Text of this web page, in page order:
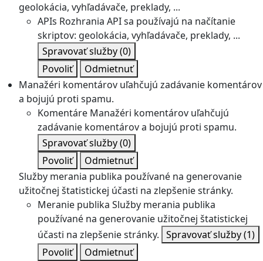
geolokácia, vyhľadávače, preklady, ...
APIs Rozhrania API sa používajú na načítanie
skriptov: geolokácia, vyhľadávače, preklady, ...
Spravovať služby(0)
Povoliť
Odmietnuť
Manažéri komentárov uľahčujú zadávanie komentárov
a bojujú proti spamu.
Komentáre Manažéri komentárov uľahčujú
zadávanie komentárov a bojujú proti spamu.
Spravovať služby(0)
Povoliť
Odmietnuť
Služby merania publika používané na generovanie
užitočnej štatistickej účasti na zlepšenie stránky.
Meranie publika Služby merania publika
používané na generovanie užitočnej štatistickej
účasti na zlepšenie stránky. Spravovať služby(1)
Povoliť
Odmietnuť